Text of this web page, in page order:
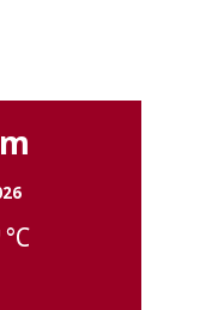
°C